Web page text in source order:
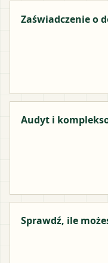
Zaświadczenie o
Audyt i
Sprawdź, ile